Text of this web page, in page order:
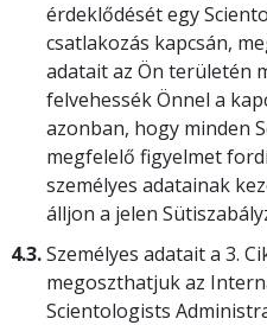
érdeklődését egy
csatlakozás kapcsán,
adatait az Ön területén
felvehessék Önnel a
azonban, hogy minden
megfelelő figyelmet
személyes adatainak
álljon a jelen
4.3.Személyes adatait a 3.
megoszthatjuk az
Scientologists